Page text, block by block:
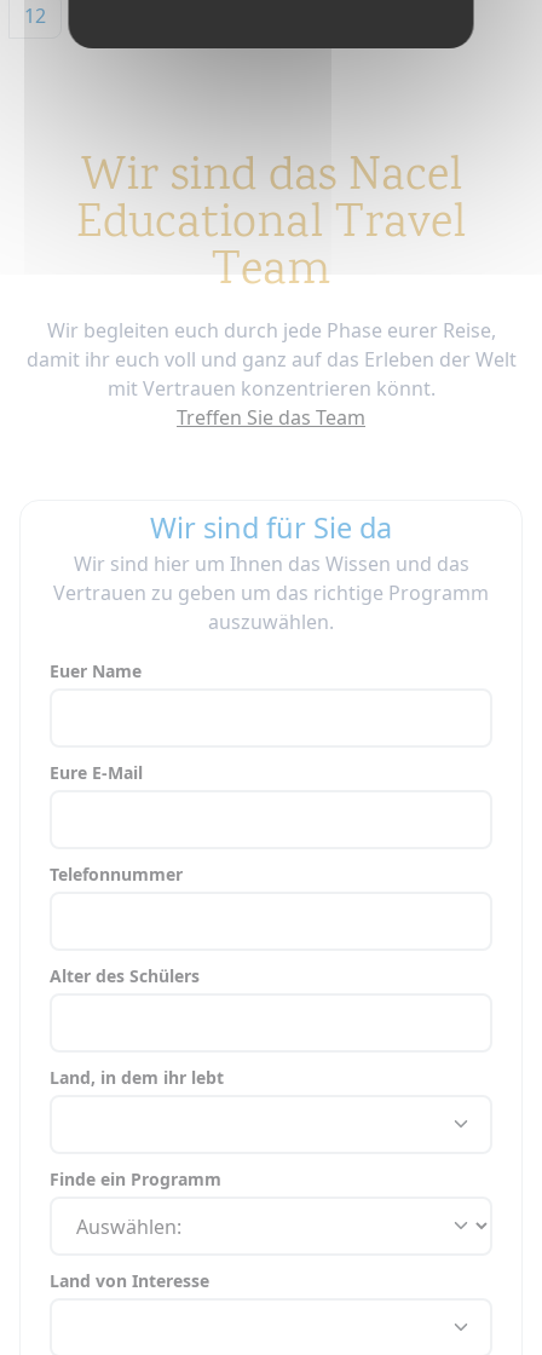
12
Wir sind das Nacel
Educational Travel
Team
Wir begleiten euch durch jede Phase eurer Reise,
damit ihr euch voll und ganz auf das Erleben der Welt
mit Vertrauen konzentrieren könnt.
Treffen Sie das Team
Wir sind für Sie da
Wir sind hier um Ihnen das Wissen und das
Vertrauen zu geben um das richtige Programm
auszuwählen.
Euer Name
Eure E-Mail
Telefonnummer
Alter des Schülers
Land, in dem ihr lebt
Finde ein Programm
Land von Interesse